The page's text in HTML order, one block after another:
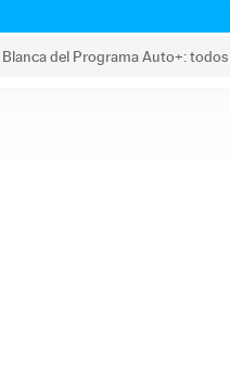
del Programa Auto+: